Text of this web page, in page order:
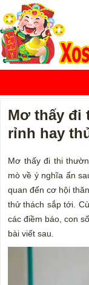
Mơ thấy đi
rỉnh hay
Mơ thấy đi thi
mò về ý nghĩa ẩn
quan đến cơ hội
thử thách sắp tới.
các điềm báo, con
bài viết sau.